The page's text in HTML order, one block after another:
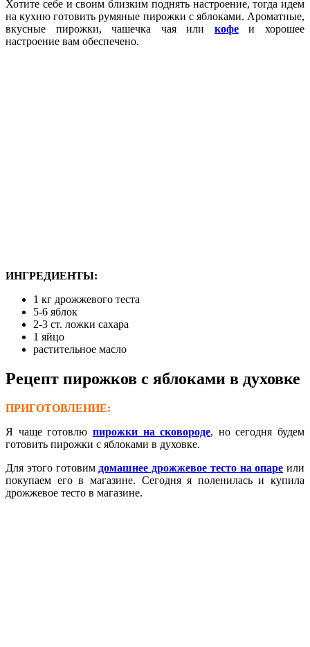
Хотите себе и своим близким поднять настроение, тогда идем
на кухню готовить румяные пирожки с яблоками. Ароматные,
вкусные пирожки, чашечка чая или кофе
и хорошее
настроение вам обеспечено.
ИНГРЕДИЕНТЫ:
1 кг дрожжевого теста
5-6 яблок
2-3 ст. ложки сахара
1 яйцо
растительное масло
Рецепт пирожков с яблоками в духовке
ПРИГОТОВЛЕНИЕ:
Я чаще готовлю пирожки на сковороде, но сегодня будем
готовить пирожки с яблоками в духовке.
Для этого готовим домашнее дрожжевое тесто на опаре или
покупаем его в магазине. Сегодня я поленилась и купила
дрожжевое тесто в магазине.